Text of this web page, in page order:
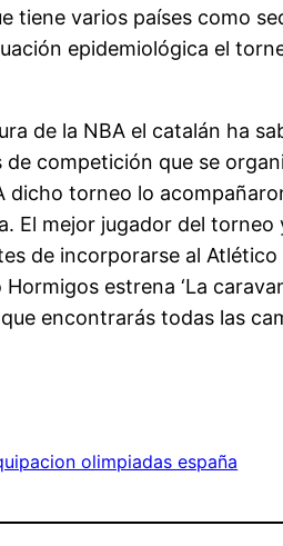
tiene varios países como
epidemiológica el
de la NBA el catalán ha
competición que se
dicho torneo lo
El mejor jugador del
de incorporarse al Atlético
estrena ‘La
encontrarás todas las
olimpiadas españa